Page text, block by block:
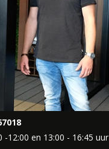
-12:00 en 13:00 - 16:45 uur